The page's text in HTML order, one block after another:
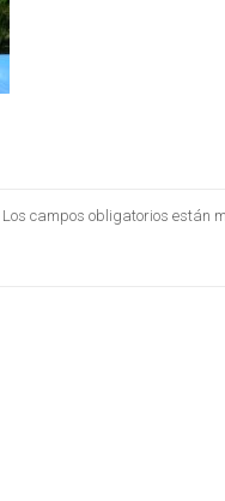
Los campos obligatorios están